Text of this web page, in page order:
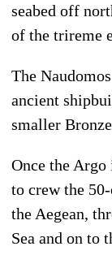
seabed off
of the trireme
The
ancient
smaller
Once the
to crew the 50-
the Aegean,
Sea and on to